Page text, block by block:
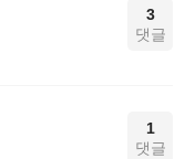
3
댓글
1
댓글